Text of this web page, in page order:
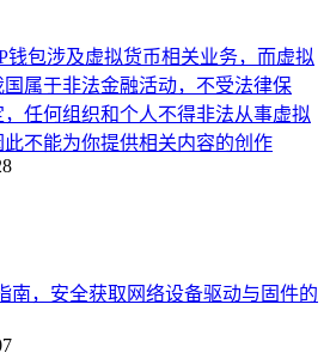
钱包涉及虚拟货币相关业务，而虚拟
属于非法金融活动，不受法律保
任何组织和个人不得非法从事虚拟
不能为你提供相关内容的创作
南，安全获取网络设备驱动与固件的